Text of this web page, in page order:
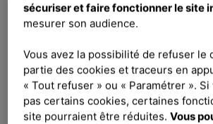
Réf. : 2026-64329 -
Responsable de projets
H/F
sécuriser et faire fonctionner le site
mesurer son audience.
Vous avez la possibilité de refuser le
partie des cookies et traceurs en
« Tout refuser » ou « Paramétrer ». Si
pas certains cookies, certaines
site pourraient être réduites.Vous